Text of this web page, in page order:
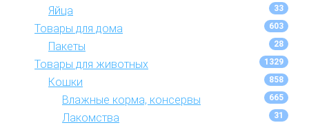
Яйца 33
Товары для дома 603
Пакеты 28
Товары для животных 1329
Кошки 858
Влажные корма, консервы 665
Лакомства 31